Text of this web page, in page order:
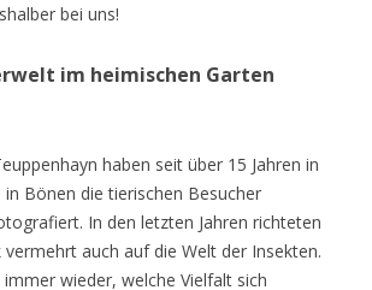
bei uns!
im heimischen Garten
haben seit über 15 Jahren in
Bönen die tierischen Besucher
In den letzten Jahren richteten
vermehrt auch auf die Welt der Insekten.
wieder, welche Vielfalt sich